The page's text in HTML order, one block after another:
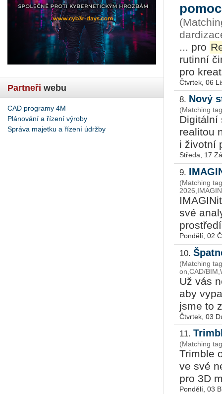
Partneři webu
CAD programy 4M
Plánování a řízení výroby
Správa majetku a řízení údržby
... pro
ru­tin­ní
pro
Čtvrtek, 06
8. Nový
(Matching
Di­gi­tál­ní
re­a­li­tou
i ži­vot­ní
Středa, 17
9.
(Matching
své
Pondělí, 02
10.
(Matching
on,CAD/
Už vás
aby
jsme to
Čtvrtek, 03
11.
(Matching
Trim­ble
ve své
pro 3D
Pondělí, 03